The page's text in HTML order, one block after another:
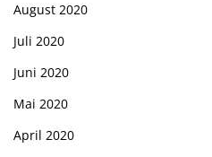
August 2020
Juli 2020
Juni 2020
Mai 2020
April 2020